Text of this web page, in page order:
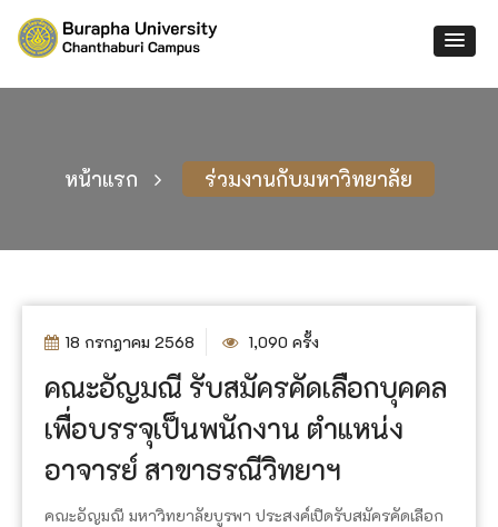
หน้าแรก ร่วมงานกับมหาวิทยาลัย
18 กรกฎาคม 2568 1,090 ครั้ง
คณะอัญมณี รับสมัครคัดเลือกบุคคล
เพื่อบรรจุเป็นพนักงาน ตำแหน่ง
อาจารย์ สาขาธรณีวิทยาฯ
คณะอัญมณี มหาวิทยาลัยบูรพา ประสงค์เปิดรับสมัครคัดเลือก